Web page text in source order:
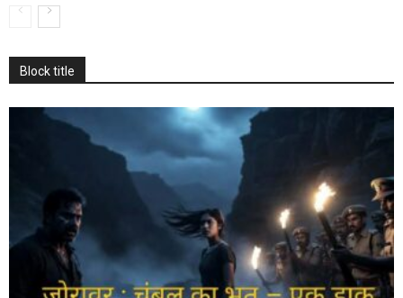
Block title